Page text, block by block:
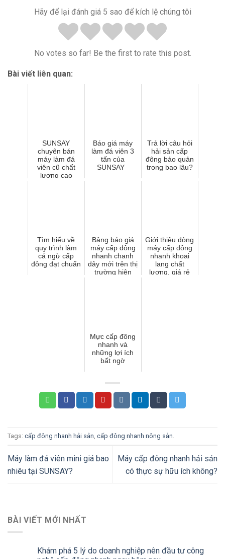
BÀI VIẾT MỚI NHẤT
Khám phá 5 lý do doanh nghiệp nên đầu tư công
Hãy để lại đánh giá 5 sao để kích lệ chúng tôi
No votes so far! Be the first to rate this post.
Bài viết liên quan:
SUNSAY
chuyên bán
máy làm đá
viên cũ chất
lượng cao
Báo giá máy
làm đá viên 3
tấn của
SUNSAY
Trả lời câu hỏi
hải sản cấp
đông bảo quản
trong bao lâu?
Tìm hiểu về
quy trình làm
cá ngừ cấp
đông đạt chuẩn
Bảng báo giá
máy cấp đông
nhanh chanh
dây mới trên thị
trường hiện
Giới thiệu dòng
máy cấp đông
nhanh khoai
lang chất
lượng, giá rẻ
Mực cấp đông
nhanh và
những lợi ích
bất ngờ
Tags: cấp đông nhanh hải sản cấp đông nhanh nông sản
Máy làm đá viên mini giá bao
nhiêu tại SUNSAY?
Máy cấp đông nhanh hải sản
có thực sự hữu ích không?